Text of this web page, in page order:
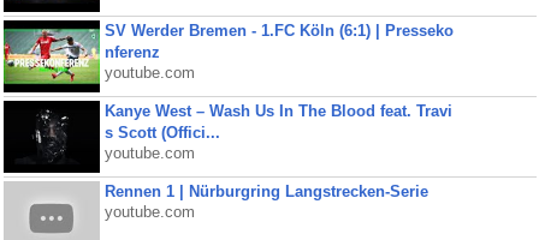
SV Werder Bremen - 1.FC Köln (6:1) | Presseko
nferenz
youtube.com
Kanye West – Wash Us In The Blood feat. Travi
s Scott (Offici...
youtube.com
Rennen 1 | Nürburgring Langstrecken-Serie
youtube.com